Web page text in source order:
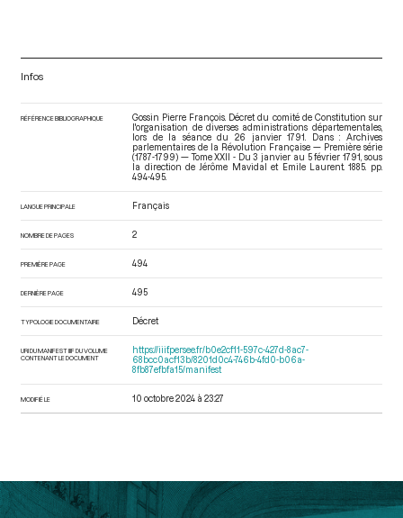
Infos
RÉFÉRENCE BIBLIOGRAPHIQUE
Gossin Pierre François. Décret du comité de Constitution sur
l'organisation de diverses administrations départementales,
lors de la séance du 26 janvier 1791. Dans : Archives
parlementaires de la Révolution Française — Première série
(1787-1799) — Tome XXII - Du 3 janvier au 5 février 1791 , sous
la direction de Jérôme Mavidal et Emile Laurent. 1885. pp.
494-495.
LANGUE PRINCIPALE Français
NOMBRE DE PAGES 2
PREMIÈRE PAGE 494
DERNIÈRE PAGE 495
TYPOLOGIE DOCUMENTAIRE Décret
URI DU MANIFEST IIIF DU VOLUME
CONTENANT LE DOCUMENT
https://iiif.persee.fr/b0e2cf11-597c-427d-8ac7-
68bcc0acf13b/8201d0c4-746b-4fd0-b06a-
8fb87efbfa15/manifest
MODIFIÉ LE 10 octobre 2024 à 23:27